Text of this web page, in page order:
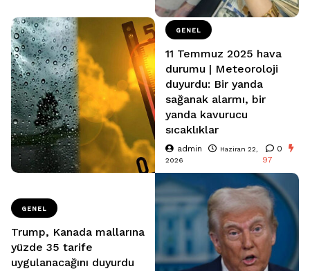
GENEL
11 Temmuz 2025 hava
durumu | Meteoroloji
duyurdu: Bir yanda
sağanak alarmı, bir
yanda kavurucu
sıcaklıklar
admin
Haziran 22,
2026
0
97
GENEL
Trump, Kanada mallarına
yüzde 35 tarife
uygulanacağını duyurdu